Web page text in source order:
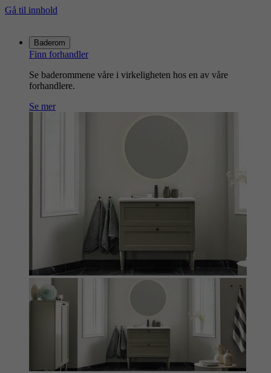
Gå til innhold
hjemmesiden
Baderom
Finn forhandler
Se baderommene våre i virkeligheten hos en av våre
forhandlere.
Se mer